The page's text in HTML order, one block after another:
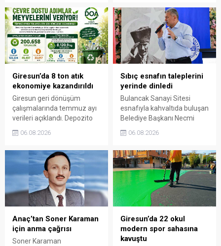
çekti. Cebeci, Giresun’un
bağımsızlık mücadelesinde
üstlendiği tarihi
sorumluluğun gelecek
nesillere doğru anlatılması
gerektiğini söyledi.
Giresun’da 8 ton atık
ekonomiye kazandırıldı
Giresun geri dönüşüm
çalışmalarında temmuz ayı
verileri açıklandı. Depozito
Olan Ambalajlar
uygulamasına destek veren
ambalajın çöpe gitmesini
06.08.2026
Sıbıç esnafın taleplerini
yerinde dinledi
Bulancak Sanayi Sitesi
esnafıyla kahvaltıda buluşan
Belediye Başkanı Necmi
Sıbıç, bölgede yapılması
planlanan çalışmaları
da yaşadığı sorunları ve
beklentilerini doğrudan
Başkan Sıbıç’a aktardı.
06.08.2026
Anaç’tan Soner Karaman
için anma çağrısı
Soner Karaman
Giresun’da 22 okul
modern spor sahasına
kavuştu